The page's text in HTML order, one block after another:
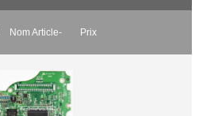
Nom Article- Prix